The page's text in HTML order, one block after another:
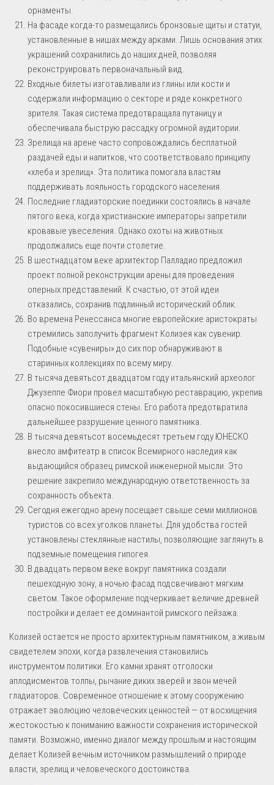
орнаменты.
На фасаде когда-то размещались бронзовые щиты и статуи,
установленные в нишах между арками. Лишь основания этих
украшений сохранились до наших дней, позволяя
реконструировать первоначальный вид.
Входные билеты изготавливали из глины или кости и
содержали информацию о секторе и ряде конкретного
зрителя. Такая система предотвращала путаницу и
обеспечивала быструю рассадку огромной аудитории.
Зрелища на арене часто сопровождались бесплатной
раздачей еды и напитков, что соответствовало принципу
«хлеба и зрелищ». Эта политика помогала властям
поддерживать лояльность городского населения.
Последние гладиаторские поединки состоялись в начале
пятого века, когда христианские императоры запретили
кровавые увеселения. Однако охоты на животных
продолжались еще почти столетие.
В шестнадцатом веке архитектор Палладио предложил
проект полной реконструкции арены для проведения
оперных представлений. К счастью, от этой идеи
отказались, сохранив подлинный исторический облик.
Во времена Ренессанса многие европейские аристократы
стремились заполучить фрагмент Колизея как сувенир.
Подобные «сувениры» до сих пор обнаруживают в
старинных коллекциях по всему миру.
В тысяча девятьсот двадцатом году итальянский археолог
Джузеппе Фиори провел масштабную реставрацию, укрепив
опасно покосившиеся стены. Его работа предотвратила
дальнейшее разрушение ценного памятника.
В тысяча девятьсот восемьдесят третьем году ЮНЕСКО
внесло амфитеатр в список Всемирного наследия как
выдающийся образец римской инженерной мысли. Это
решение закрепило международную ответственность за
сохранность объекта.
Сегодня ежегодно арену посещает свыше семи миллионов
туристов со всех уголков планеты. Для удобства гостей
установлены стеклянные настилы, позволяющие заглянуть в
подземные помещения гипогея.
В двадцать первом веке вокруг памятника создали
пешеходную зону, а ночью фасад подсвечивают мягким
светом. Такое оформление подчеркивает величие древней
постройки и делает ее доминантой римского пейзажа.
Колизей остается не просто архитектурным памятником, а живым
свидетелем эпохи, когда развлечения становились
инструментом политики. Его камни хранят отголоски
аплодисментов толпы, рычание диких зверей и звон мечей
гладиаторов. Современное отношение к этому сооружению
отражает эволюцию человеческих ценностей — от восхищения
жестокостью к пониманию важности сохранения исторической
памяти. Возможно, именно диалог между прошлым и настоящим
делает Колизей вечным источником размышлений о природе
власти, зрелищ и человеческого достоинства.